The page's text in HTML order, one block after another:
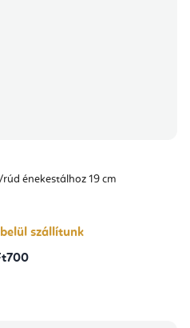
énekestálhoz 19 cm
szállítunk